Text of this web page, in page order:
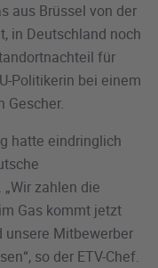
aus Brüssel von der
in Deutschland noch
für
Politikerin bei einem
Gescher.
hatte eindringlich
zahlen die
Gas kommt jetzt
unsere Mitbewerber
so der ETV-Chef.